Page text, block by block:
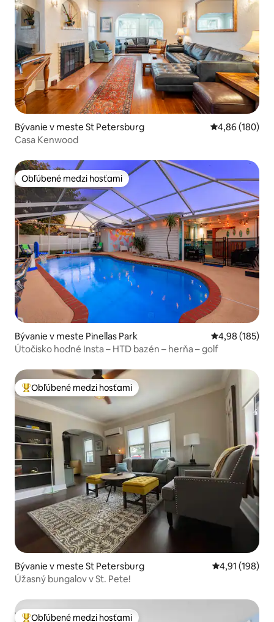
Bývanie v meste St Petersburg Priemerné
4,86 (180)
Casa Kenwood
Obľúbené medzi hosťami
Obľúbené medzi hosťami
Bývanie v meste Pinellas Park Priemerné
4,98 (185)
Útočisko hodné Insta – HTD bazén – herňa – golf
Najobľúbenejšie medzi hosťami
Obľúbené medzi hosťami
Bývanie v meste St Petersburg Priemerné
4,91 (198)
Úžasný bungalov v St. Pete!
Obľúbené medzi hosťami